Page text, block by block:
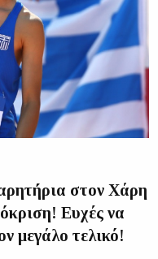
στον Χάρη
Ευχές να
μεγάλο τελικό!